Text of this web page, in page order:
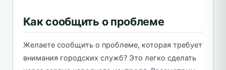
Как сообщить о проблеме
Желаете сообщить о проблеме, которая требует
внимания городских служб? Это легко сделать